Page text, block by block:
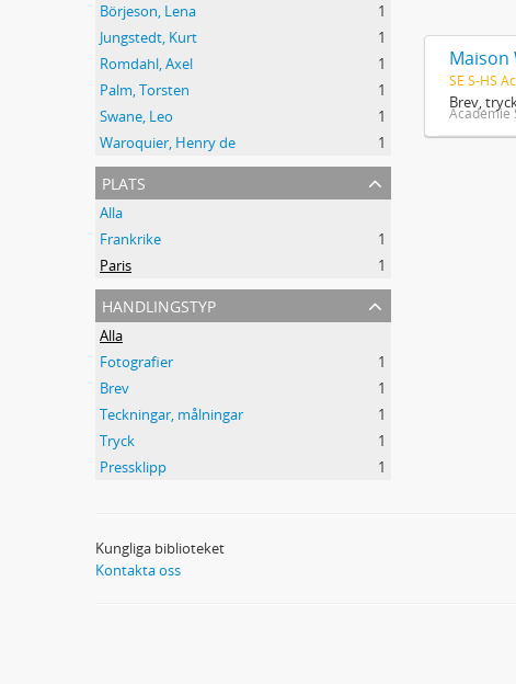
Börjeson, Lena
1
Jungstedt, Kurt
1
Romdahl, Axel
1
Palm, Torsten
1
Swane, Leo
1
Waroquier, Henry de
1
plats
Alla
Frankrike
1
Paris
1
handlingstyp
Alla
Fotografier
1
Brev
1
Teckningar, målningar
1
Tryck
1
Pressklipp
1
Maison
SE S-HS
Brev,
Académie
Kungliga biblioteket
Kontakta oss